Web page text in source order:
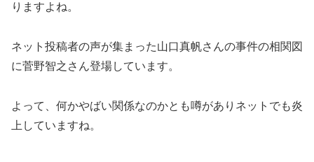
りますよね。
ネット投稿者の声が集まった山口真帆さんの事件の相関図
に菅野智之さん登場しています。
よって、何かやばい関係なのかとも噂がありネットでも炎
上していますね。